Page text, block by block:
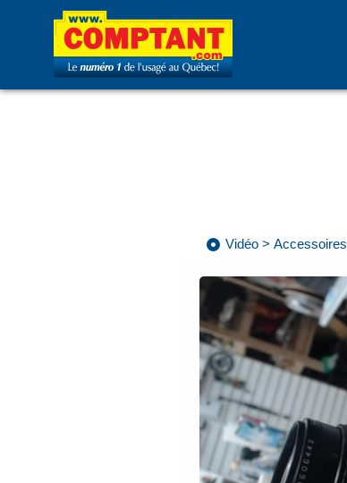
Vidéo> Accessoires